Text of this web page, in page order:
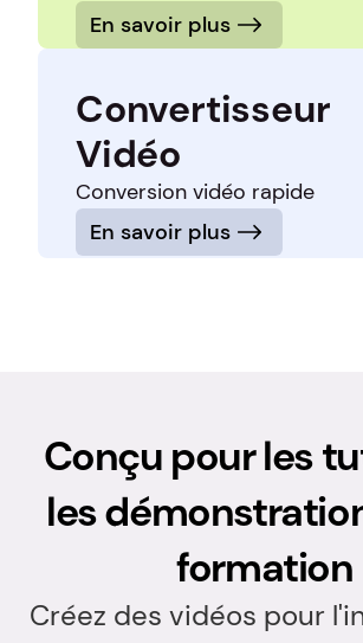
En savoir plus
Convertisseur
Vidéo
Conversion vidéo rapide
En savoir plus
Conçu pour les
les
formation
Créez des vidéos pour